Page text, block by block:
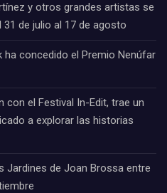
y otros grandes artistas se
31 de julio al 17 de agosto
ha concedido el Premio Nenúfar
con el Festival In-Edit, trae un
a explorar las historias
Jardines de Joan Brossa entre